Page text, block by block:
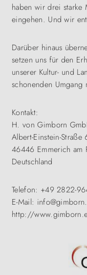
haben wir drei starke
eingehen. Und wir
Darüber hinaus
setzen uns für den
unserer Kultur- und
schonenden Umgang
Kontakt:
H. von Gimborn
Albert-Einstein-Straße
46446 Emmerich am
Deutschland
Telefon: +49 2822-
E-Mail:
http://